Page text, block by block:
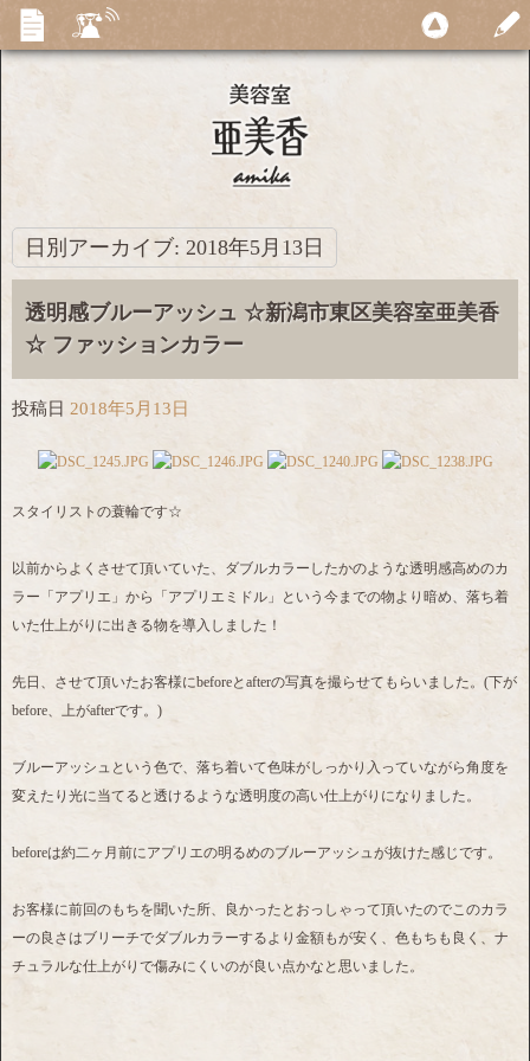
日別アーカイブ: 2018年5月13日
透明感ブルーアッシュ ☆新潟市東区美容室亜美香
☆ ファッションカラー
投稿日 2018年5月13日
スタイリストの蓑輪です☆
以前からよくさせて頂いていた、ダブルカラーしたかのような透明感高めのカ
ラー「アプリエ」から「アプリエミドル」という今までの物より暗め、落ち着
いた仕上がりに出きる物を導入しました！
先日、させて頂いたお客様にbeforeとafterの写真を撮らせてもらいました。(下が
before、上がafterです。)
ブルーアッシュという色で、落ち着いて色味がしっかり入っていながら角度を
変えたり光に当てると透けるような透明度の高い仕上がりになりました。
beforeは約二ヶ月前にアプリエの明るめのブルーアッシュが抜けた感じです。
お客様に前回のもちを聞いた所、良かったとおっしゃって頂いたのでこのカラ
ーの良さはブリーチでダブルカラーするより金額もが安く、色もちも良く、ナ
チュラルな仕上がりで傷みにくいのが良い点かなと思いました。